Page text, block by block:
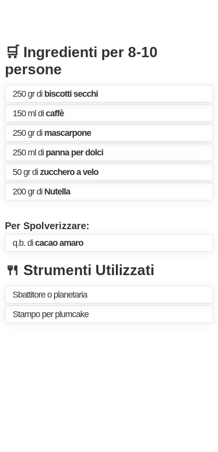
🛒 Ingredienti per 8-10
persone
250 gr di biscotti secchi
150 ml di caffè
250 gr di mascarpone
250 ml di panna per dolci
50 gr di zucchero a velo
200 gr di Nutella
Per Spolverizzare:
q.b. di cacao amaro
🍴 Strumenti Utilizzati
Sbattitore o planetaria
Stampo per plumcake